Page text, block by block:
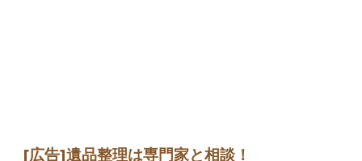
[広告]遺品整理は専門家と相談！